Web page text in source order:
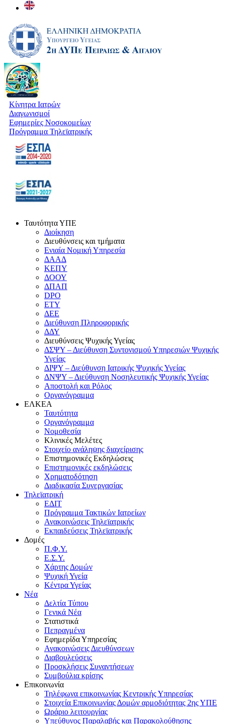
Κίνητρα Ιατρών
Διαγωνισμοί
Εφημερίες Νοσοκομείων
Πρόγραμμα Τηλεϊατρικής
Ταυτότητα ΥΠΕ
Διοίκηση
Διευθύνσεις και τμήματα
Ενιαία Νομική Υπηρεσία
ΔΑΑΔ
ΚΕΠΥ
ΔΟΟΥ
ΔΠΑΠ
DPO
ΕΤΥ
ΔΕΕ
Διεύθυνση Πληροφορικής
ΔΔΥ
Διευθύνσεις Ψυχικής Υγείας
ΔΣΨΥ – Διεύθυνση Συντονισμού Υπηρεσιών Ψυχικής
Υγείας
ΔΙΨΥ – Διεύθυνση Ιατρικής Ψυχικής Υγείας
ΔΝΨΥ – Διεύθυνση Νοσηλευτικής Ψυχικής Υγείας
Αποστολή και Ρόλος
Οργανόγραμμα
ΕΛΚΕΑ
Ταυτότητα
Οργανόγραμμα
Νομοθεσία
Κλινικές Μελέτες
Στοιχείο ανάληψης διαχείρισης
Επιστημονικές Εκδηλώσεις
Επιστημονικές εκδηλώσεις
Χρηματοδότηση
Διαδικασία Συνεργασίας
Τηλεϊατρική
ΕΔΙΤ
Πρόγραμμα Τακτικών Ιατρείων
Ανακοινώσεις Τηλεϊατρικής
Εκπαιδεύσεις Τηλεϊατρικής
Δομές
Π.Φ.Υ.
Ε.Σ.Υ.
Χάρτης Δομών
Ψυχική Υγεία
Κέντρα Υγείας
Νέα
Δελτία Τύπου
Γενικά Νέα
Στατιστικά
Πεπραγμένα
Εφημερίδα Υπηρεσίας
Ανακοινώσεις Διευθύνσεων
Διαβουλεύσεις
Προσκλήσεις Συναντήσεων
Συμβούλια κρίσης
Επικοινωνία
Τηλέφωνα επικοινωνίας Κεντρικής Υπηρεσίας
Στοιχεία Επικοινωνίας Δομών αρμοδιότητας 2ης ΥΠΕ
Ωράριο λειτουργίας
Υπεύθυνος Παραλαβής και Παρακολούθησης